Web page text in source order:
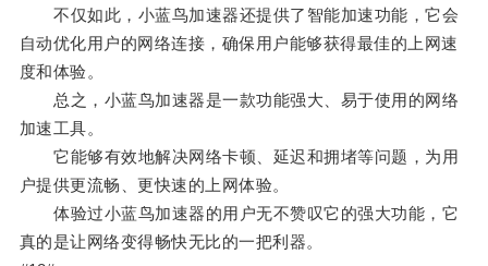
不仅如此，小蓝鸟加速器还提供了智能加速功能，它会
自动优化用户的网络连接，确保用户能够获得最佳的上网速
度和体验。
总之，小蓝鸟加速器是一款功能强大、易于使用的网络
加速工具。
它能够有效地解决网络卡顿、延迟和拥堵等问题，为用
户提供更流畅、更快速的上网体验。
体验过小蓝鸟加速器的用户无不赞叹它的强大功能，它
真的是让网络变得畅快无比的一把利器。